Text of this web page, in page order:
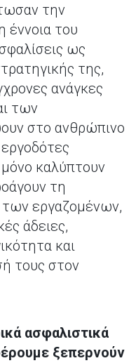
την
έννοια του
ως
της,
ανάγκες
των
στο ανθρώπινο
καλύπτουν
τη
των εργαζομένων,
άδειες,
και
τους στον
ασφαλιστικά
ξεπερνούν